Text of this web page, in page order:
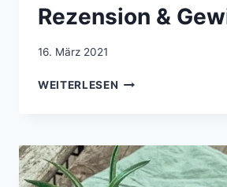
Rezension &
16. März 2021
WEITERLESEN „RAUS
–
REZENSION
&